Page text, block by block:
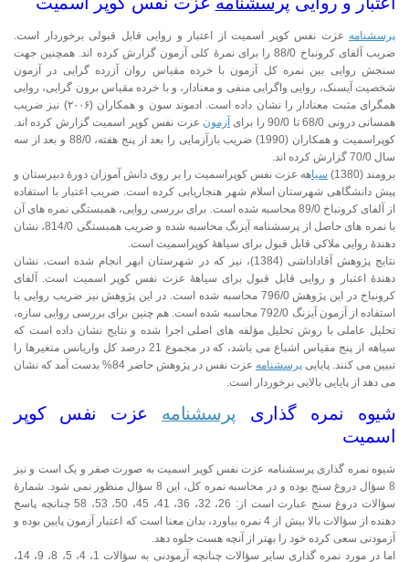
پرسشنامه عزت نفس کوپر اسمیت از اعتبار و روایی قابل قبولی برخوردار است.
ضریب آلفای کرونباخ 88/0 را برای نمرۀ کلی آزمون گزارش کرده اند. همچنین جهت
سنجش روایی بین نمره کل آزمون با خرده مقیاس روان آزرده گرایی در آزمون
شخصیت آیسنک، روایی واگرایی منفی و معنادار، و با خرده مقیاس برون گرایی، روایی
همگرای مثبت معنادار را نشان داده است. ادموند سون و همکاران (۲۰۰۶) نیز ضریب
همسانی درونی 68/0 تا 90/0 را برای
آزمون عزت نفس کوپر اسمیت گزارش کرده اند.
کوپراسمیت و همکاران (1990) ضریب بازآزمایی را بعد از پنج هفته، 88/0 و بعد از سه
سال 70/0 گزارش کرده اند.
برومند (1380)
سیاهه عزت نفس کوپراسمیت را بر روی دانش آموزان دورۀ دبیرستان و
پیش دانشگاهی شهرستان اسلام شهر هنجاریابی کرده است. ضریب اعتبار با استفاده
از آلفای کرونباخ 89/0 محاسبه شده است. برای بررسی روایی، همبستگی نمره های آن
با نمره های حاصل از پرسشنامه آیزنگ محاسبه شده و ضریب همبستگی 814/0، نشان
دهندۀ روایی ملاکی قابل قبول برای سیاهۀ کوپراسمیت است.
نتایج پژوهش آقاداداشی (1384)، نیز که در شهرستان ابهر انجام شده است، نشان
دهندۀ اعتبار و روایی قابل قبول برای سیاهۀ عزت نفس کوپر اسمیت است. آلفای
کرونباخ در این پژوهش 796/0 محاسبه شده است. در این پژوهش نیز ضریب روایی با
استفاده از آزمون آیزنگ 792/0 محاسبه شده است. هم چنین برای بررسی روایی سازه،
تحلیل عاملی با روش تحلیل مؤلفه های اصلی اجرا شده و نتایج نشان داده است که
سیاهه از پنج مقیاس اشباع می باشد، که در مجموع 21 درصد کل واریانس متغیرها را
تبیین می کنند. پایایی پرسشنامه
عزت نفس در پژوهش حاضر 84% بدست آمد که نشان
می دهد از پایایی بالایی برخوردار است.
شيوه نمره گذاری پرسشنامه عزت نفس کوپر
اسمیت
شیوه نمره گذاری پرسشنامه عزت نفس کوپر اسمیت به صورت صفر و یک است و نیز
8 سؤال دروغ سنج بوده و در محاسبه نمره کل، این 8 سؤال منظور نمی شود. شمارۀ
سؤالات دروغ سنج عبارت است از: 26، 32، 36، 41، 45، 50، 53، 58 چنانچه پاسخ
دهنده از سؤالات بالا بیش از 4 نمره بیاورد، بدان معنا است که اعتبار آزمون پایین بوده و
آزمودنی سعی کرده خود را بهتر از آنچه هست جلوه دهد.
اما در مورد نمره گذاری سایر سؤالات چنانچه آزمودنی به سؤالات 1، 4، 5، 8، 9، 14،